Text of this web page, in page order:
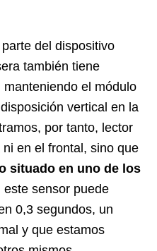
del dispositivo
también tiene
el módulo
vertical en la
por tanto, lector
en el frontal, sino que
situado en uno de los
este sensor puede
0,3 segundos, un
y que estamos